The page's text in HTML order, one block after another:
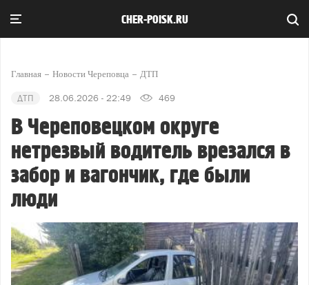
CHER-POISK.RU
Главная Новости Череповца ДТП
ДТП 28.06.2026 - 22:49 469
В Череповецком округе
нетрезвый водитель врезался в
забор и вагончик, где были
люди